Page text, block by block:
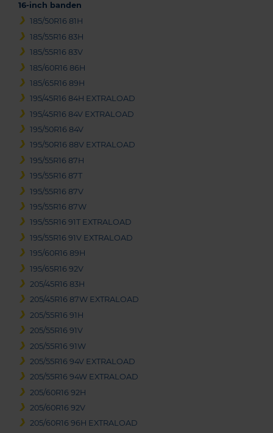
16-inch banden
185/50R16 81H
185/55R16 83H
185/55R16 83V
185/60R16 86H
185/65R16 89H
195/45R16 84H EXTRALOAD
195/45R16 84V EXTRALOAD
195/50R16 84V
195/50R16 88V EXTRALOAD
195/55R16 87H
195/55R16 87T
195/55R16 87V
195/55R16 87W
195/55R16 91T EXTRALOAD
195/55R16 91V EXTRALOAD
195/60R16 89H
195/65R16 92V
205/45R16 83H
205/45R16 87W EXTRALOAD
205/55R16 91H
205/55R16 91V
205/55R16 91W
205/55R16 94V EXTRALOAD
205/55R16 94W EXTRALOAD
205/60R16 92H
205/60R16 92V
205/60R16 96H EXTRALOAD